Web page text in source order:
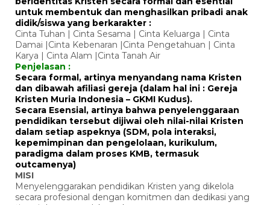
untuk membentuk dan menghasilkan pribadi anak
didik/siswa yang berkarakter :
Cinta Tuhan | Cinta Sesama | Cinta Keluarga | Cinta
Damai |Cinta Kebenaran |Cinta Pengetahuan | Cinta
Karya | Cinta Alam |Cinta Tanah Air
Penjelasan :
Secara formal, artinya menyandang nama Kristen
dan dibawah afiliasi gereja (dalam hal ini : Gereja
Kristen Muria Indonesia – GKMI Kudus).
Secara Esensial, artinya bahwa penyelenggaraan
pendidikan tersebut dijiwai oleh nilai-nilai Kristen
dalam setiap aspeknya (SDM, pola interaksi,
kepemimpinan dan pengelolaan, kurikulum,
paradigma dalam proses KMB, termasuk
outcamenya)
MISI
Menyelenggarakan pendidikan Kristen yang dikelola
secara profesional dengan komitmen dan dedikasi yang